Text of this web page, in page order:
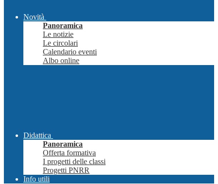
Novità
Panoramica
Le notizie
Le circolari
Calendario eventi
Albo online
Didattica
Panoramica
Offerta formativa
I progetti delle classi
Progetti PNRR
Info utili